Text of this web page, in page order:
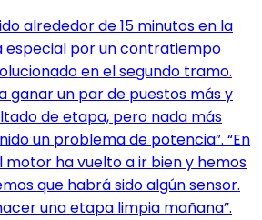
alrededor de 15 minutos en la
especial por un contratiempo
en el segundo tramo.
ganar un par de puestos más y
de etapa, pero nada más
un problema de potencia”. “En
motor ha vuelto a ir bien y hemos
que habrá sido algún sensor.
una etapa limpia mañana”.